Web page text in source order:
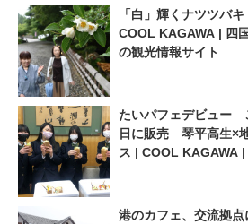
イト
情報
「白」輝くナツツバ
COOL KAGAWA | 四
の観光情報サイト
たいパフェデビュー
日に販売 琴平高生×
ス | COOL KAGAWA
港のカフェ、交流拠